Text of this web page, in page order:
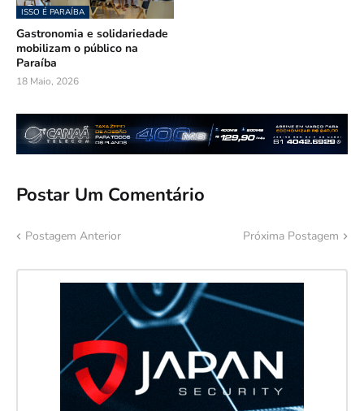
ISSO É PARAÍBA
Gastronomia e solidariedade
mobilizam o público na
Paraíba
18 Maio, 2026
Postar Um Comentário
Postagem Anterior Próxima Postagem